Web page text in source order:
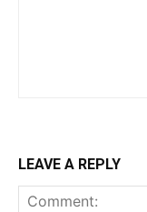
LEAVE A REPLY